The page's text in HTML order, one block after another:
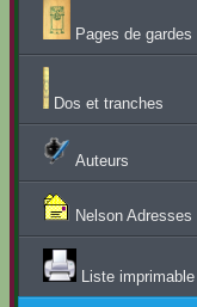
Pages de gardes
Dos et tranches
Auteurs
Nelson Adresses
Liste imprimable